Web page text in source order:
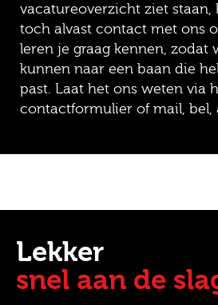
vacatureoverzicht ziet
toch alvast contact met ons
leren je graag kennen, zodat
kunnen naar een baan die
past. Laat het ons weten via
contactformulier of mail, bel,
Lekker
snel aan de